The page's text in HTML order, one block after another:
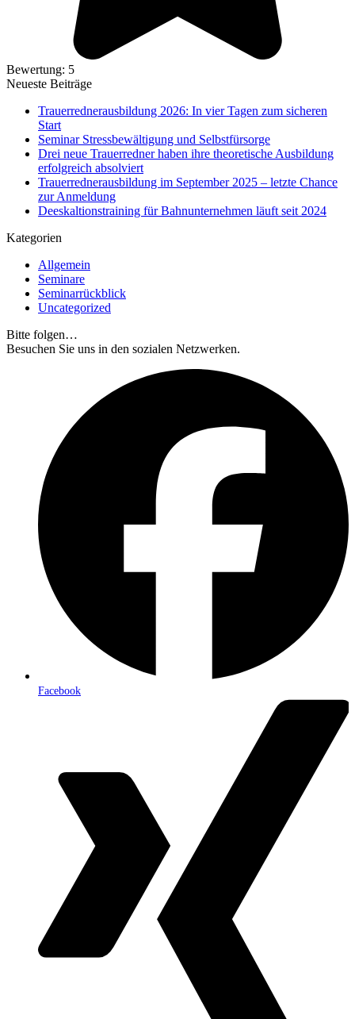
Bewertung: 5
Neueste Beiträge
Trauerrednerausbildung 2026: In vier Tagen zum sicheren
Start
Seminar Stressbewältigung und Selbstfürsorge
Drei neue Trauerredner haben ihre theoretische Ausbildung
erfolgreich absolviert
Trauerrednerausbildung im September 2025 – letzte Chance
zur Anmeldung
Deeskaltionstraining für Bahnunternehmen läuft seit 2024
Kategorien
Allgemein
Seminare
Seminarrückblick
Uncategorized
Bitte folgen…
Besuchen Sie uns in den sozialen Netzwerken.
Facebook